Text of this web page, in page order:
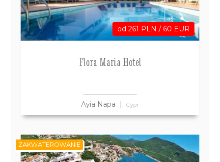
od 261 PLN / 60 EUR
Flora Maria Hotel
Ayia Napa Cypr
ZAKWATEROWANIE